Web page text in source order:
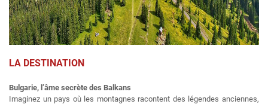
LA DESTINATION
Bulgarie, l’âme secrète des Balkans
Imaginez un pays où les montagnes racontent des légendes anciennes,